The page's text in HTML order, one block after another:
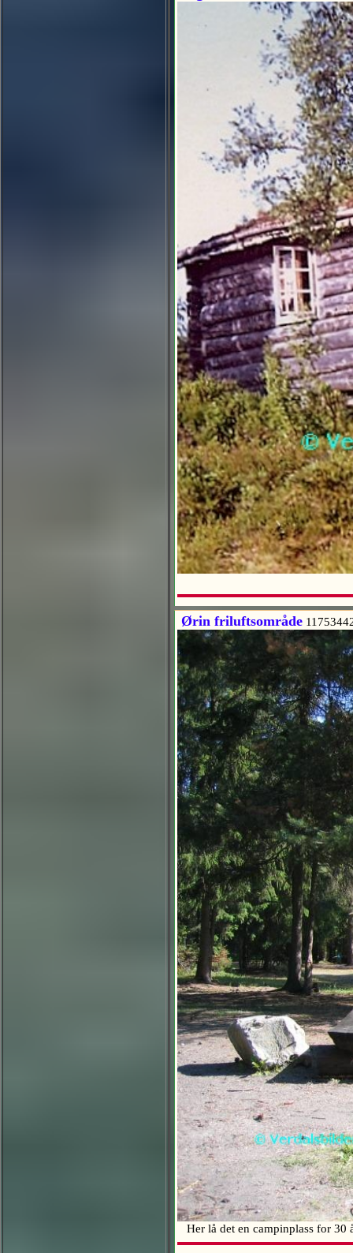
Ørin friluftsområde
Her lå det en campinplass for